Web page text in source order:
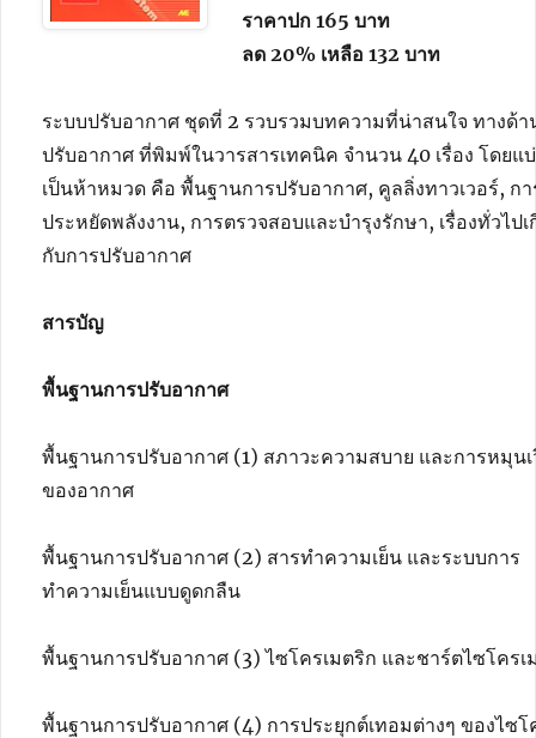
ราคาปก 165บาท
ลด 20% เหลือ 132 บาท
ระบบปรับอากาศ ชุดที่ 2 รวบรวมบทความที่น่าสนใจ ทางด้า
ปรับอากาศ ที่พิมพ์ในวารสารเทคนิค จำนวน 40 เรื่อง โดยแ
เป็นห้าหมวด คือ พื้นฐานการปรับอากาศ, คูลลิ่งทาวเวอร์, ก
ประหยัดพลังงาน, การตรวจสอบและบำรุงรักษา, เรื่องทั่วไปเ
กับการปรับอากาศ
สารบัญ
พื้นฐานการปรับอากาศ
พื้นฐานการปรับอากาศ (1) สภาวะความสบาย และการหมุน
ของอากาศ
พื้นฐานการปรับอากาศ (2) สารทำความเย็น และระบบการ
ทำความเย็นแบบดูดกลืน
พื้นฐานการปรับอากาศ (3) ไซโครเมตริก และชาร์ตไซโครเ
พื้นฐานการปรับอากาศ (4) การประยุกต์เทอมต่างๆ ของไซโ